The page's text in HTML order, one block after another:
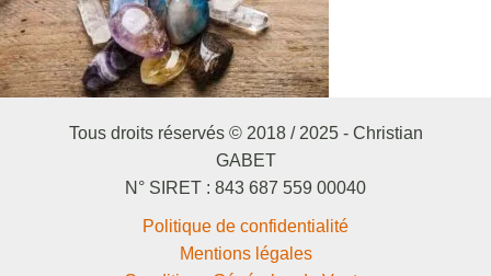
Tous droits réservés © 2018 / 2025 - Christian
GABET
N° SIRET : 843 687 559 00040
Politique de confidentialité
Mentions légales